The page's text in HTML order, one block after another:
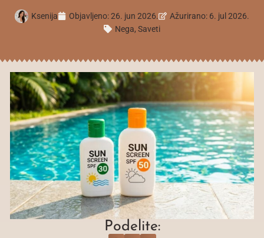
Ksenija Objavljeno:26. jun 2026.
Ažurirano: 6. jul 2026.
Nega, Saveti
Podelite: